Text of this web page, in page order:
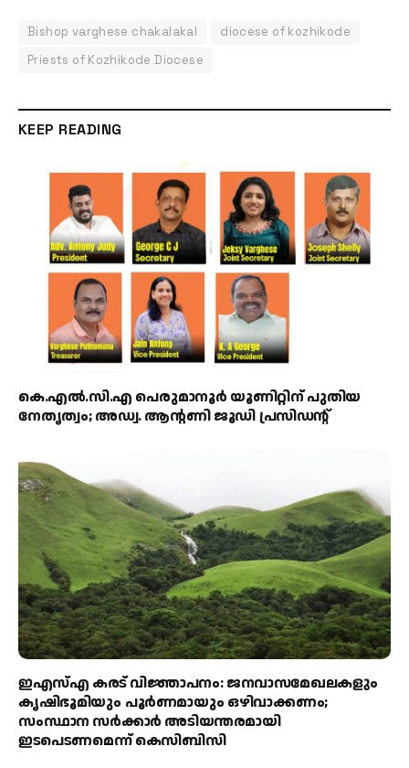
Bishop varghese chakalakal
diocese of kozhikode
Priests of Kozhikode Diocese
KEEP READING
കെ.എൽ.സി.എ പെരുമാനൂർ യൂണിറ്റിന് പുതിയ
നേതൃത്വം; അഡ്വ. ആന്റണി ജൂഡി പ്രസിഡന്റ്
ഇഎസ്എ കരട് വിജ്ഞാപനം: ജനവാസമേഖലകളും
കൃഷിഭൂമിയും പൂർണമായും ഒഴിവാക്കണം;
സംസ്ഥാന സർക്കാർ അടിയന്തരമായി
ഇടപെടണമെന്ന് കെസിബിസി